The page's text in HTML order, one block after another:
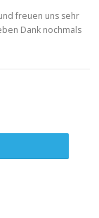
freuen uns sehr
Dank nochmals